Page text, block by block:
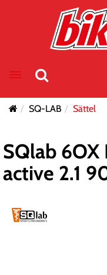
Toggle navigation
SQ-LAB Sättel
SQlab 6OX
active 2.1